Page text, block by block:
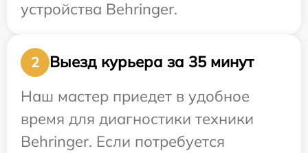
устройства Behringer.
2
Выезд курьера за 35 минут
Наш мастер приедет в удобное
время для диагностики техники
Behringer. Если потребуется